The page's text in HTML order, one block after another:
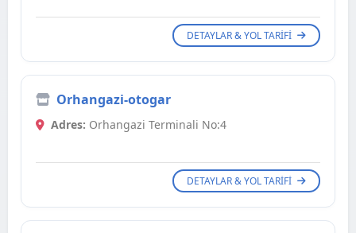
DETAYLAR & YOL TARIFI
Orhangazi-otogar
Adres: Orhangazi Terminali No:4
DETAYLAR & YOL TARIFI